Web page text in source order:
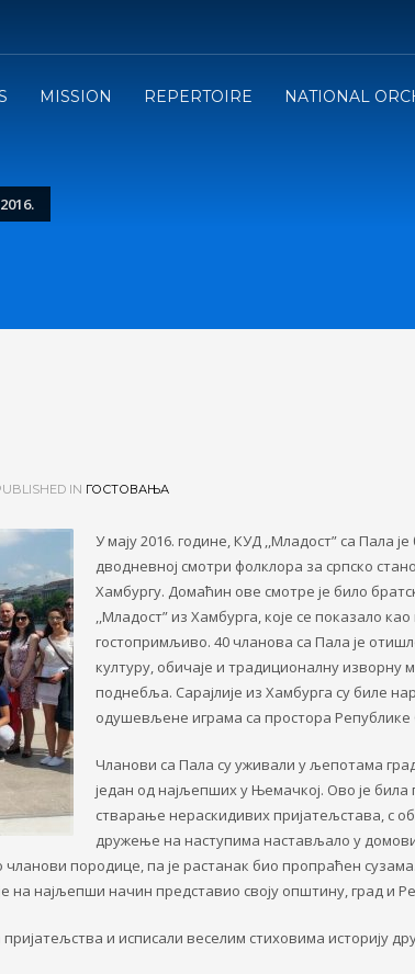
MISSION REPERTOIRE NATIONAL
IN ГОСТОВАЊА
У мају 2016. године, КУД ,,Младост” са Пала је
дводневној смотри фолклора за српско
Хамбургу. Домаћин ове смотре је било
,,Младост” из Хамбурга, које се показало
гостопримљиво. 40 чланова са Пала је
културу, обичаје и традиционалну изворну
поднебља. Сарајлије из Хамбурга су билe
одушевљене играма са простора Републике
Чланови са Пала су уживали у љепотама
један од најљепших у Њемачкој. Ово је била
стварање нераскидивихпријатељстава, с
дружење на наступима настављало у
чланови породице, па је растанак био пропраћен
на најљепши начин представио своју општину, град и
и исписали веселим стиховима историју